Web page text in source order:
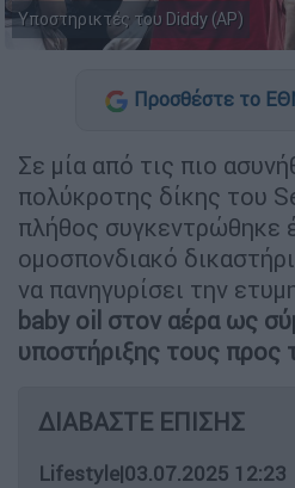
Υποστηρικτές του Diddy (AP)
Προσθέστε το
Σε μία από τις πιο
πολύκροτης δίκης του
πλήθος συγκεντρώθηκε
ομοσπονδιακό
να πανηγυρίσει την
baby oil στον αέρα ως
υποστήριξης τους προς
ΔΙΑΒΑΣΤΕ ΕΠΙΣΗΣ
Lifestyle|03.07.2025 12:23